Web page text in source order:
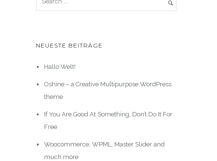
NEUESTE BEITRÄGE
Hallo Welt!
Oshine – a Creative Multipurpose WordPress
theme
If You Are Good At Something, Don’t Do It For
Free
Woocommerce, WPML, Master Slider and
much more